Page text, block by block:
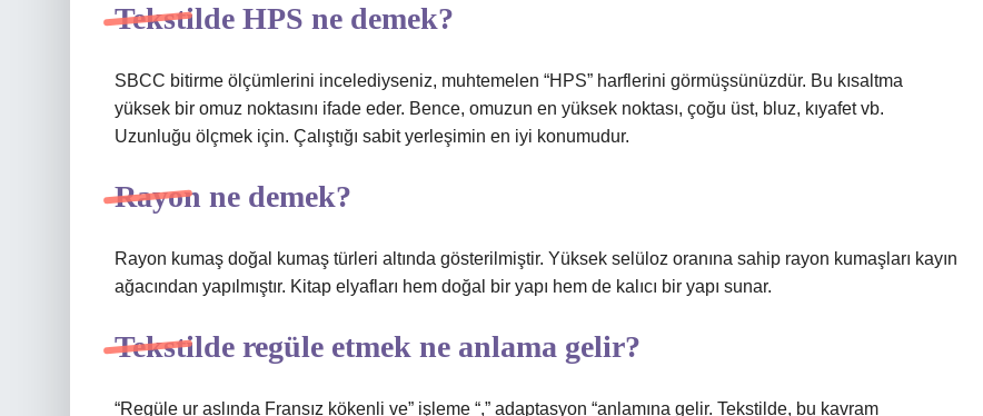
Tekstilde HPS ne demek?
SBCC bitirme ölçümlerini incelediyseniz, muhtemelen “HPS” harflerini görmüşsünüzdür. Bu kısaltma
yüksek bir omuz noktasını ifade eder. Bence, omuzun en yüksek noktası, çoğu üst, bluz, kıyafet vb.
Uzunluğu ölçmek için. Çalıştığı sabit yerleşimin en iyi konumudur.
Rayon ne demek?
Rayon kumaş doğal kumaş türleri altında gösterilmiştir. Yüksek selüloz oranına sahip rayon kumaşları kayın
ağacından yapılmıştır. Kitap elyafları hem doğal bir yapı hem de kalıcı bir yapı sunar.
Tekstilde regüle etmek ne anlama gelir?
“Regüle ur aslında Fransız kökenli ve” işleme “,” adaptasyon “anlamına gelir. Tekstilde, bu kavram